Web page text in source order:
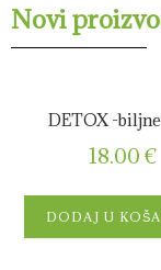
Novi
DETOX -
18.00 €
DODAJ U